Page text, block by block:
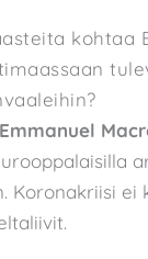
kohtaa
Emmanuel
Koronakriisi